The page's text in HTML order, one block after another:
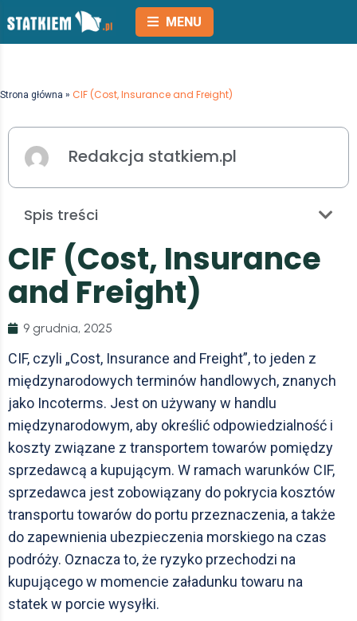
MENU
Strona główna » CIF (Cost, Insurance and Freight)
Redakcja statkiem.pl
Spis treści
CIF (Cost, Insurance
and Freight)
9 grudnia, 2025
CIF, czyli „Cost, Insurance and Freight”, to jeden z
międzynarodowych terminów handlowych, znanych
jako Incoterms. Jest on używany w handlu
międzynarodowym, aby określić odpowiedzialność i
koszty związane z transportem towarów pomiędzy
sprzedawcą a kupującym. W ramach warunków CIF,
sprzedawca jest zobowiązany do pokrycia kosztów
transportu towarów do portu przeznaczenia, a także
do zapewnienia ubezpieczenia morskiego na czas
podróży. Oznacza to, że ryzyko przechodzi na
kupującego w momencie załadunku towaru na
statek w porcie wysyłki.